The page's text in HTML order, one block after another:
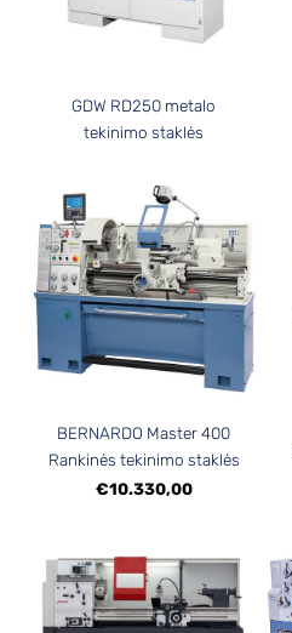
GDW RD250 metalo
tekinimo staklės
BERNARDO Master 400
Rankinės tekinimo staklės
€10.330,00